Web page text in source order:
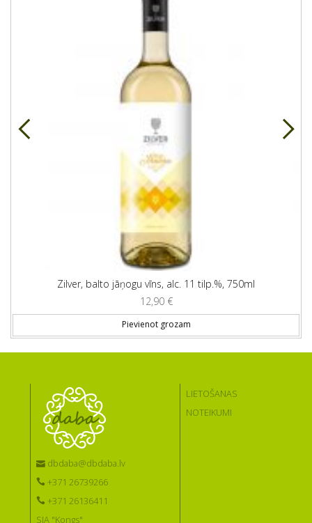
Zilver, balto jāņogu vīns, alc. 11 tilp.%, 750ml
12,90 €
Pievienot grozam
dbdaba@dbdaba.lv
+371 26739266
+371 26136411
SIA "Kongs"
LIETOŠANAS
NOTEIKUMI